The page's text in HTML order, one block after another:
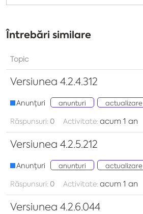
Întrebări similare
Topic
Versiunea 4.2.4.312
Anunțuri anunturi actualizare
Răspunsuri:0 Activitate:acum 1 an
Versiunea 4.2.5.212
Anunțuri anunturi actualizare
Răspunsuri:0 Activitate:acum 1 an
Versiunea 4.2.6.044